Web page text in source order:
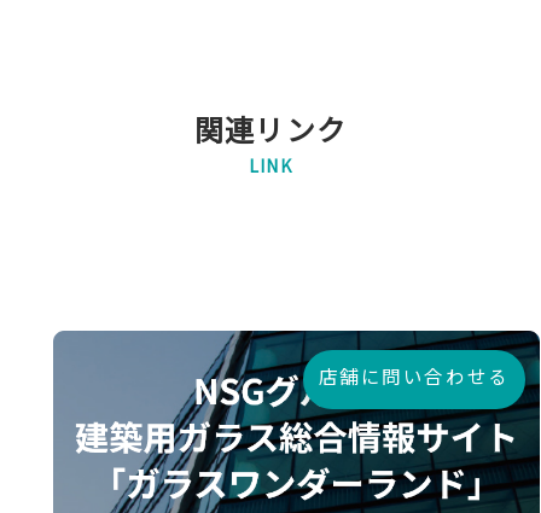
関連リンク
LINK
店舗に問い合わせる